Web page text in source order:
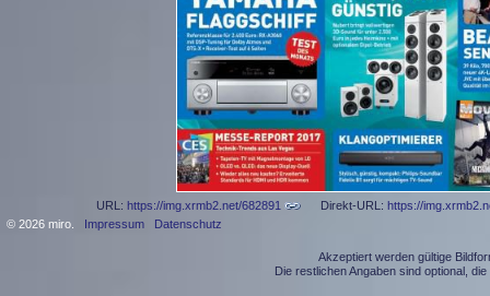
URL: https://img.xrmb2.net/682891 Direkt-URL: https://
© 2026 miro. Impressum Datenschutz
Akzeptiert werden gültige
Die restlichen Angaben sind optional,